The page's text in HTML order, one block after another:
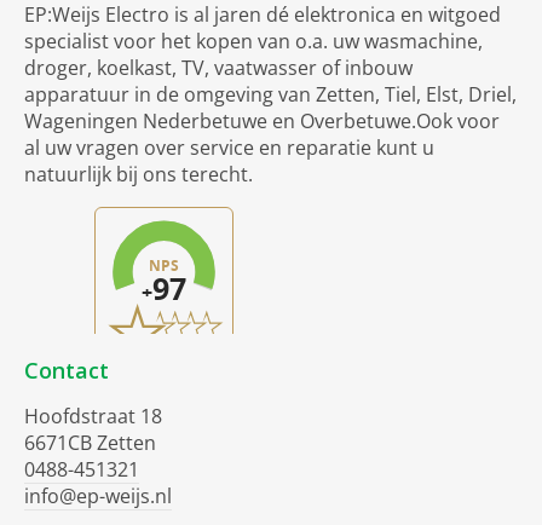
EP:Weijs Electro is al jaren dé elektronica en witgoed
specialist voor het kopen van o.a. uw wasmachine,
droger, koelkast, TV, vaatwasser of inbouw
apparatuur in de omgeving van Zetten, Tiel, Elst, Driel,
Wageningen Nederbetuwe en Overbetuwe.Ook voor
al uw vragen over service en reparatie kunt u
natuurlijk bij ons terecht.
Contact
Hoofdstraat 18
6671CB Zetten
0488-451321
info@ep-weijs.nl